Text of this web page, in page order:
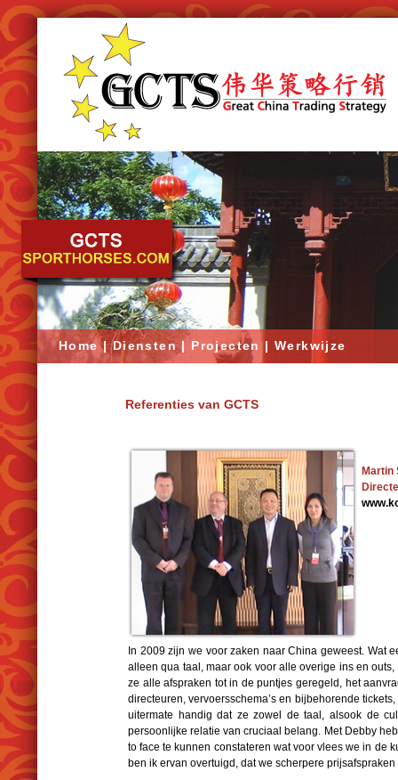
Home|Diensten| Projecten |Werkwijze
Referenties van GCTS
Martin
In 2009 zijn we voor zaken naar China geweest. Wat
alleen qua taal, maar ook voor alle overige ins en
ze alle afspraken tot in de puntjes geregeld, het
directeuren, vervoersschema’s en bijbehorende
uitermate handig dat ze zowel de taal, alsook de
persoonlijke relatie van cruciaal belang. Met Debby
to face te kunnen constateren wat voor vlees we in de
ben ik ervan overtuigd, dat we scherpere